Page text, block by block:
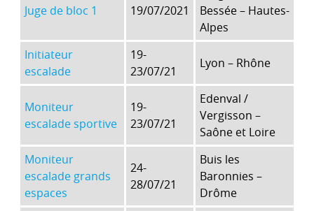
Juge de bloc 1 19/07/2021
Bessée – Hautes-
Alpes
Initiateur
escalade
19-
23/07/21
Lyon – Rhône
Moniteur
escalade sportive
19-
23/07/21
Edenval /
Vergisson –
Saône et Loire
Moniteur
escalade grands
espaces
24-
28/07/21
Buis les
Baronnies –
Drôme